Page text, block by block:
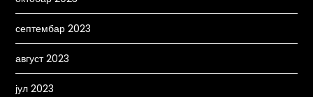
септембар 2023
август 2023
јул 2023